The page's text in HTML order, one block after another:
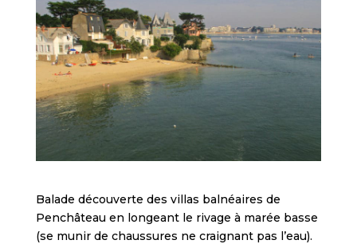
Balade découverte des villas balnéaires de
Penchâteau en longeant le rivage à marée basse
(se munir de chaussures ne craignant pas l’eau).